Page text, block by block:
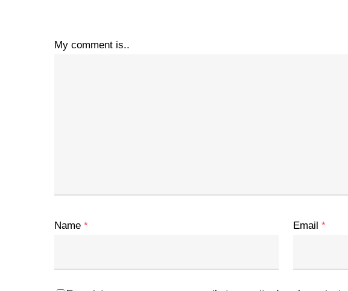
My comment is..
Name * Email *